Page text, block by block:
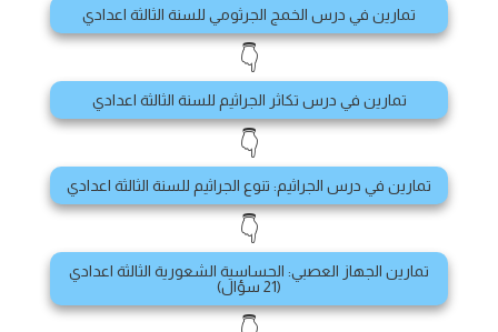
تمارين في درس الخمج الجرثومي للسنة الثالثة اعدادي
👇
تمارين في درس تكاثر الجراثيم للسنة الثالثة اعدادي
👇
تمارين في درس الجراثيم: تنوع الجراثيم للسنة الثالثة اعدادي
👇
تمارين الجهاز العصبي: الحساسية الشعورية الثالثة اعدادي
(21 سؤال)